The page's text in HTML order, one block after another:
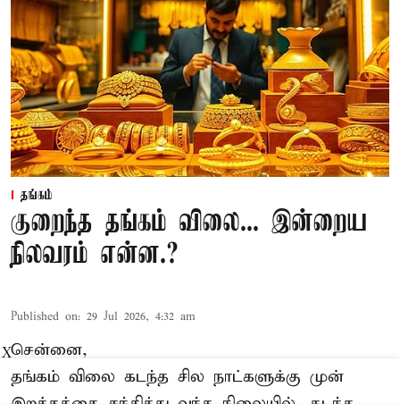
தங்கம்
குறைந்த தங்கம் விலை... இன்றைய
நிலவரம் என்ன.?
Published on: 29 Jul 2026, 4:32 am
சென்னை,
தங்கம் விலை கடந்த சில நாட்களுக்கு முன்
X